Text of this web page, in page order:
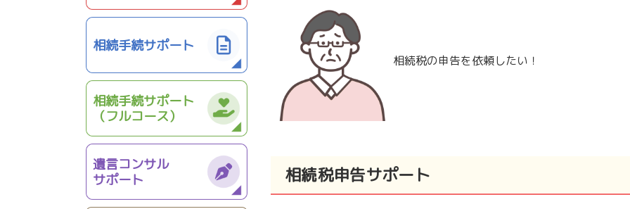
相続手続サポート
相続手続サポート
（フルコース）
遺言コンサル
サポート
相続税の申告を依頼したい！
相続税申告サポート